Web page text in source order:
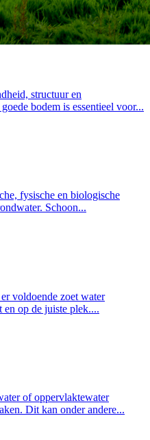
structuur en
bodem is essentieel voor...
fysische en biologische
Schoon...
voldoende zoet water
en op de juiste plek....
of oppervlaktewater
Dit kan onder andere...